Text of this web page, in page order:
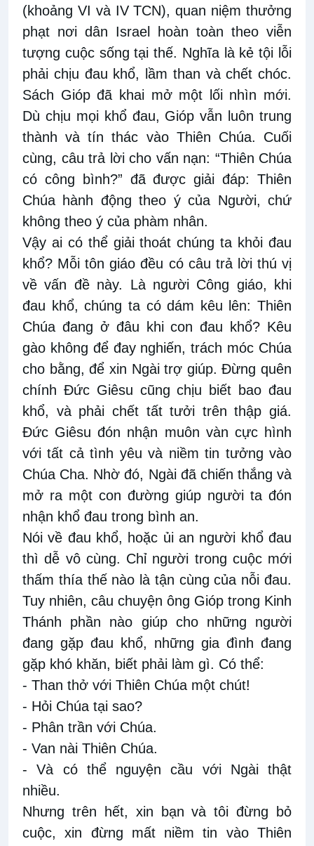
(khoảng VI và IV TCN), quan niệm thưởng
phạt nơi dân Israel hoàn toàn theo viễn
tượng cuộc sống tại thế. Nghĩa là kẻ tội lỗi
phải chịu đau khổ, lầm than và chết chóc.
Sách Gióp đã khai mở một lối nhìn mới.
Dù chịu mọi khổ đau, Gióp vẫn luôn trung
thành và tín thác vào Thiên Chúa. Cuối
cùng, câu trả lời cho vấn nạn: “Thiên Chúa
có công bình?” đã được giải đáp: Thiên
Chúa hành động theo ý của Người, chứ
không theo ý của phàm nhân.
Vậy ai có thể giải thoát chúng ta khỏi đau
khổ? Mỗi tôn giáo đều có câu trả lời thú vị
về vấn đề này. Là người Công giáo, khi
đau khổ, chúng ta có dám kêu lên: Thiên
Chúa đang ở đâu khi con đau khổ? Kêu
gào không để đay nghiến, trách móc Chúa
cho bằng, để xin Ngài trợ giúp. Đừng quên
chính Đức Giêsu cũng chịu biết bao đau
khổ, và phải chết tất tưởi trên thập giá.
Đức Giêsu đón nhận muôn vàn cực hình
với tất cả tình yêu và niềm tin tưởng vào
Chúa Cha. Nhờ đó, Ngài đã chiến thắng và
mở ra một con đường giúp người ta đón
nhận khổ đau trong bình an.
Nói về đau khổ, hoặc ủi an người khổ đau
thì dễ vô cùng. Chỉ người trong cuộc mới
thấm thía thế nào là tận cùng của nỗi đau.
Tuy nhiên, câu chuyện ông Gióp trong Kinh
Thánh phần nào giúp cho những người
đang gặp đau khổ, những gia đình đang
gặp khó khăn, biết phải làm gì. Có thể:
- Than thở với Thiên Chúa một chút!
- Hỏi Chúa tại sao?
- Phân trần với Chúa.
- Van nài Thiên Chúa.
- Và có thể nguyện cầu với Ngài thật
nhiều.
Nhưng trên hết, xin bạn và tôi đừng bỏ
cuộc, xin đừng mất niềm tin vào Thiên